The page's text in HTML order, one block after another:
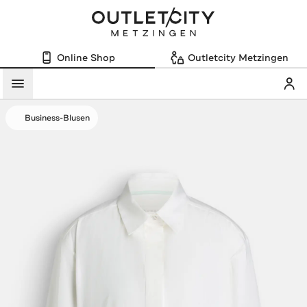
Online Shop Outletcity Metzingen
Menü
Business-Blusen